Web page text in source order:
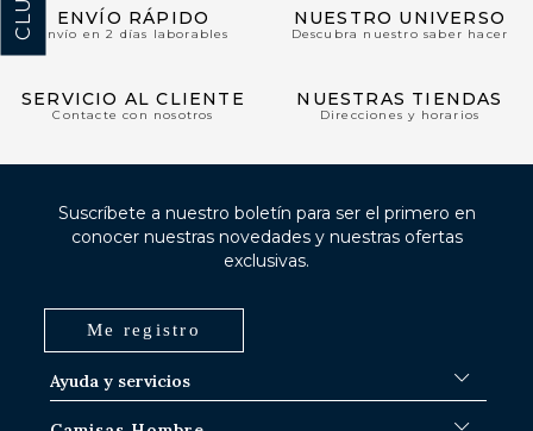
ENVÍO RÁPIDO
Envío en 2 días laborables
NUESTRO UNIVERSO
Descubra nuestro saber hacer
SERVICIO AL CLIENTE
Contacte con nosotros
NUESTRAS TIENDAS
Direcciones y horarios
Ayuda y servicios
Suscríbete a nuestro boletín para ser el primero en
conocer nuestras novedades y nuestras ofertas
exclusivas.
Me registro